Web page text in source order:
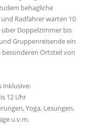
behagliche
Radfahrer warten 10
Doppelzimmer bis
Gruppenreisende ein
besonderen Ortsteil von
inklusive:
12 Uhr
Yoga, Lesungen,
u.v.m.